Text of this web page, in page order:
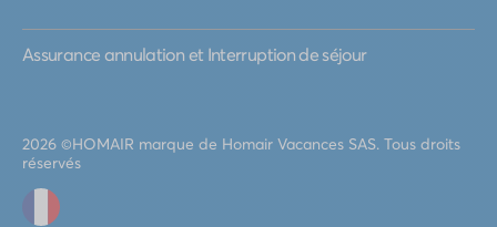
Assurance annulation et Interruption de séjour
2026 ©HOMAIR marque de Homair Vacances SAS. Tous droits
réservés